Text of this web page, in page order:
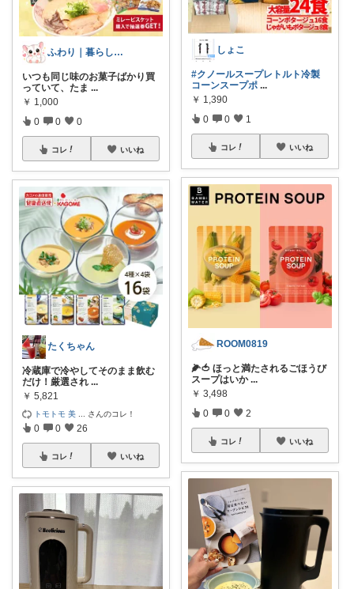
ふわり｜暮らしの負担をかるくする日用品
いつも同じ味のお菓子ばかり買
っていて、たま ...
￥ 1,000
0 0 0
コレ いいね
たくちゃん
冷蔵庫で冷やしてそのまま飲む
だけ！厳選され ...
￥ 5,821
トモトモ 美 さんのコレ！
0 0 26
コレ いいね
しょこ
#クノールスープレトルト冷製
コーンスープポ ...
￥ 1,390
0 0 1
コレ いいね
ROOM0819
🌽🍅 ほっと満たされるごほうび
スープはいか ...
￥ 3,498
0 0 2
コレ いいね